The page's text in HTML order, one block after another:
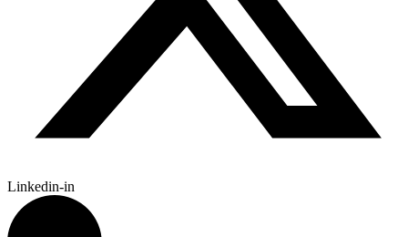
Linkedin-in